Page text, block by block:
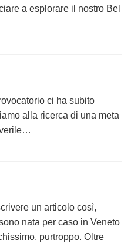
a esplorare il nostro Bel
ci ha subito
alla ricerca di una meta
un articolo così,
nata per caso in Veneto
purtroppo. Oltre